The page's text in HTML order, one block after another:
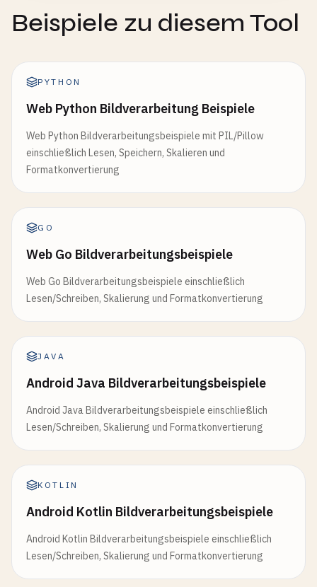
Beispiele zu diesem Tool
PYTHON
Web Python Bildverarbeitung Beispiele
Web Python Bildverarbeitungsbeispiele mit PIL/Pillow
einschließlich Lesen, Speichern, Skalieren und
Formatkonvertierung
GO
Web Go Bildverarbeitungsbeispiele
Web Go Bildverarbeitungsbeispiele einschließlich
Lesen/Schreiben, Skalierung und Formatkonvertierung
JAVA
Android Java Bildverarbeitungsbeispiele
Android Java Bildverarbeitungsbeispiele einschließlich
Lesen/Schreiben, Skalierung und Formatkonvertierung
KOTLIN
Android Kotlin Bildverarbeitungsbeispiele
Android Kotlin Bildverarbeitungsbeispiele einschließlich
Lesen/Schreiben, Skalierung und Formatkonvertierung